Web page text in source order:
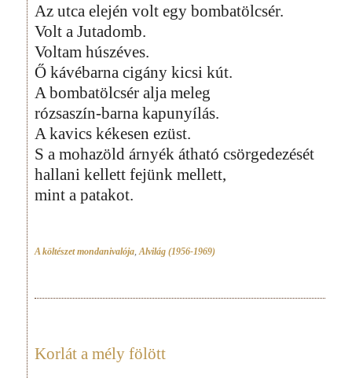
Az utca elején volt egy bombatölcsér.
Volt a Jutadomb.
Voltam húszéves.
Ő kávébarna cigány kicsi kút.
A bombatölcsér alja meleg
rózsaszín-barna kapunyílás.
A kavics kékesen ezüst.
S a mohazöld árnyék átható csörgedezését
hallani kellett fejünk mellett,
mint a patakot.
A költészet mondanivalója Alvilág (1956-1969)
Korlát a mély fölött